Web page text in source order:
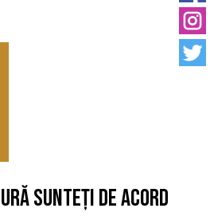
sunteți de acord